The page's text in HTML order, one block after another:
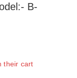
B-
their cart